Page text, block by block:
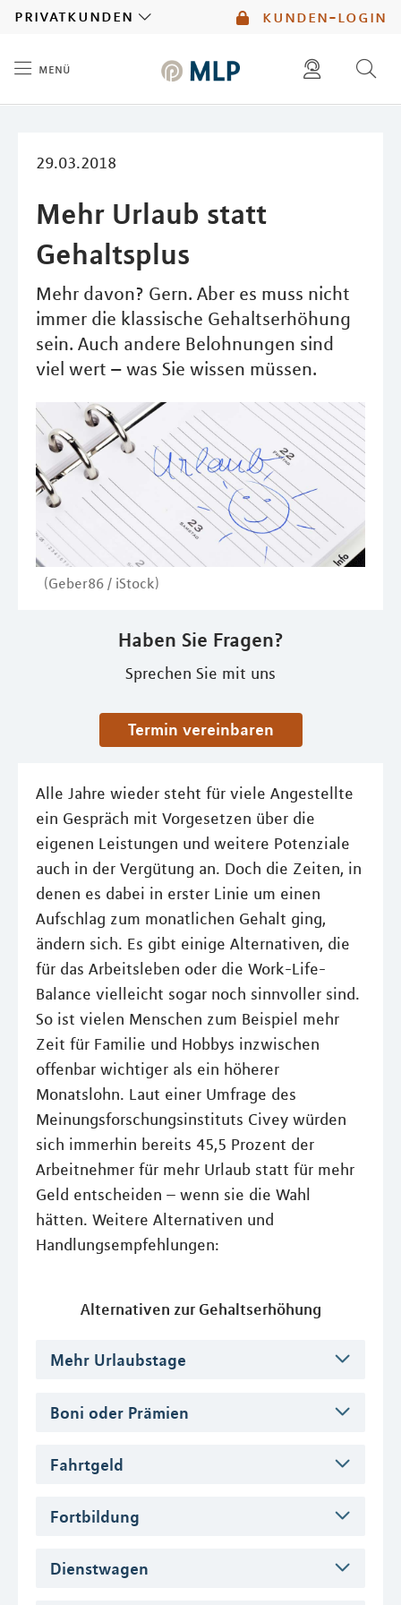
kunden-login
privatkunden
menü
29.03.2018
Mehr Urlaub statt
Gehaltsplus
Mehr davon? Gern. Aber es muss nicht
immer die klassische Gehaltserhöhung
sein. Auch andere Belohnungen sind
viel wert – was Sie wissen müssen.
(Geber86 / iStock)
Haben Sie Fragen?
Sprechen Sie mit uns
Termin vereinbaren
Alle Jahre wieder steht für viele Angestellte
ein Gespräch mit Vorgesetzen über die
eigenen Leistungen und weitere Potenziale
auch in der Vergütung an. Doch die Zeiten, in
denen es dabei in erster Linie um einen
Aufschlag zum monatlichen Gehalt ging,
ändern sich. Es gibt einige Alternativen, die
für das Arbeitsleben oder die Work-Life-
Balance vielleicht sogar noch sinnvoller sind.
So ist vielen Menschen zum Beispiel mehr
Zeit für Familie und Hobbys inzwischen
offenbar wichtiger als ein höherer
Monatslohn. Laut einer Umfrage des
Meinungsforschungsinstituts Civey würden
sich immerhin bereits 45,5 Prozent der
Arbeitnehmer für mehr Urlaub statt für mehr
Geld entscheiden – wenn sie die Wahl
hätten. Weitere Alternativen und
Handlungsempfehlungen:
Alternativen zur Gehaltserhöhung
Mehr Urlaubstage
Boni oder Prämien
Fahrtgeld
Fortbildung
Dienstwagen